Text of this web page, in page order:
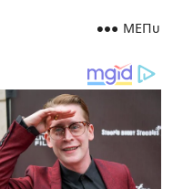
MEПᴜ